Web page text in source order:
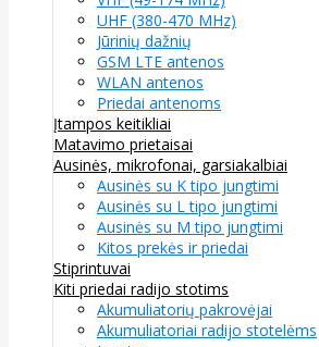
UHF (380-470 MHz)
Jūrinių dažnių
GSM LTE antenos
WLAN antenos
Priedai antenoms
Įtampos keitikliai
Matavimo prietaisai
Ausinės, mikrofonai, garsiakalbiai
Ausinės su K tipo jungtimi
Ausinės su L tipo jungtimi
Ausinės su M tipo jungtimi
Kitos prekės ir priedai
Stiprintuvai
Kiti priedai radijo stotims
Akumuliatorių pakrovėjai
Akumuliatoriai radijo stotelėms